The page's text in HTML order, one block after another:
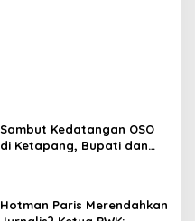
Sambut Kedatangan OSO
di Ketapang, Bupati dan
Hotman Paris Merendahkan